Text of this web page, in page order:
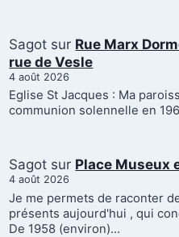
Sagot sur Rue Marx
rue de Vesle
4 août 2026
Eglise St Jacques : Ma
communion solennelle en
Sagot sur Place Museux
4 août 2026
Je me permets de raconter
présents aujourd'hui , qui
De 1958 (environ)…